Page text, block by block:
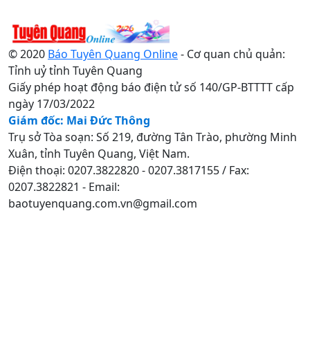
© 2020 Báo Tuyên Quang Online- Cơ quan chủ quản:
Tỉnh uỷ tỉnh Tuyên Quang
Giấy phép hoạt động báo điện tử số 140/GP-BTTTT cấp
ngày 17/03/2022
Giám đốc: Mai Đức Thông
Trụ sở Tòa soạn: Số 219, đường Tân Trào, phường Minh
Xuân, tỉnh Tuyên Quang, Việt Nam.
Điện thoại: 0207.3822820 - 0207.3817155 / Fax:
0207.3822821 - Email:
baotuyenquang.com.vn@gmail.com